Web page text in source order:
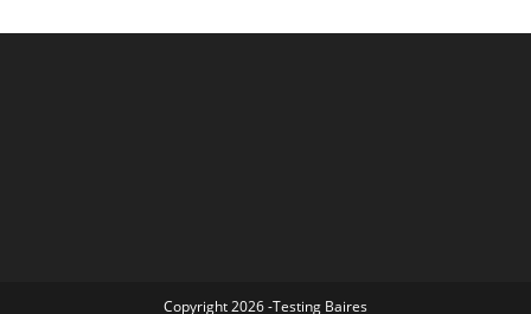
Copyright 2026 -Testing Baires